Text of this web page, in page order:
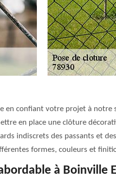
confiant votre projet à notre
en place une clôture
indiscrets des passants et
formes, couleurs et
à Boinville